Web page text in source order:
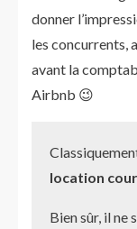
donner
les concurrents,
avant la
Airbnb 😉
location
Bien sûr, il ne